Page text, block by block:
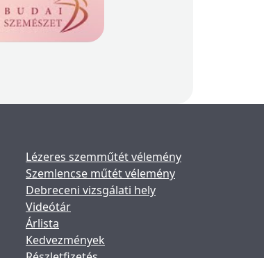
Lézeres szemműtét vélemény
Szemlencse műtét vélemény
Debreceni vizsgálati hely
Videótár
Árlista
Kedvezmények